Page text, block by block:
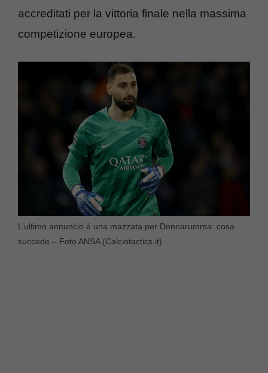
accreditati per la vittoria finale nella massima
competizione europea.
L’ultimo annuncio è una mazzata per Donnarumma: cosa
succede – Foto ANSA (Calciotactics.it)